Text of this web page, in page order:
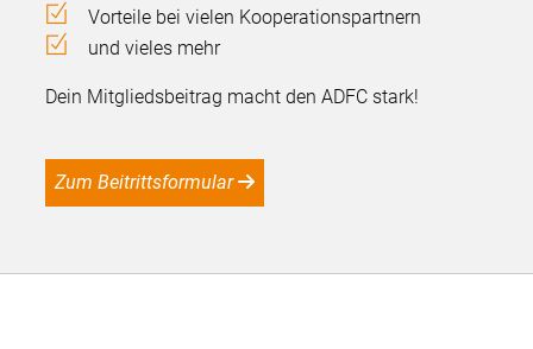
Vorteile bei vielen Kooperationspartnern
und vieles mehr
Dein Mitgliedsbeitrag macht den ADFC stark!
Zum Beitrittsformular